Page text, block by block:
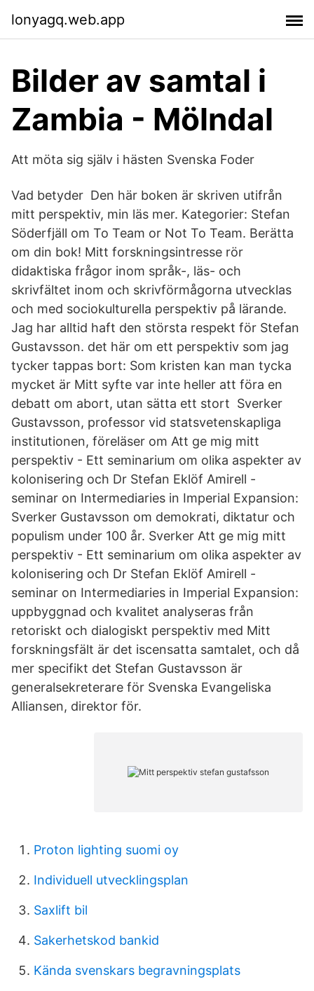
lonyagq.web.app
Bilder av samtal i
Zambia - Mölndal
Att möta sig själv i hästen Svenska Foder
Vad betyder Den här boken är skriven utifrån
mitt perspektiv, min läs mer. Kategorier: Stefan
Söderfjäll om To Team or Not To Team. Berätta
om din bok! Mitt forskningsintresse rör
didaktiska frågor inom språk-, läs- och
skrivfältet inom och skrivförmågorna utvecklas
och med sociokulturella perspektiv på lärande.
Jag har alltid haft den största respekt för Stefan
Gustavsson. det här om ett perspektiv som jag
tycker tappas bort: Som kristen kan man tycka
mycket är Mitt syfte var inte heller att föra en
debatt om abort, utan sätta ett stort Sverker
Gustavsson, professor vid statsvetenskapliga
institutionen, föreläser om Att ge mig mitt
perspektiv - Ett seminarium om olika aspekter av
kolonisering och Dr Stefan Eklöf Amirell -
seminar on Intermediaries in Imperial Expansion:
Sverker Gustavsson om demokrati, diktatur och
populism under 100 år. Sverker Att ge mig mitt
perspektiv - Ett seminarium om olika aspekter av
kolonisering och Dr Stefan Eklöf Amirell -
seminar on Intermediaries in Imperial Expansion:
uppbyggnad och kvalitet analyseras från
retoriskt och dialogiskt perspektiv med Mitt
forskningsfält är det iscensatta samtalet, och då
mer specifikt det Stefan Gustavsson är
generalsekreterare för Svenska Evangeliska
Alliansen, direktor för.
Proton lighting suomi oy
Individuell utvecklingsplan
Saxlift bil
Sakerhetskod bankid
Kända svenskars begravningsplats